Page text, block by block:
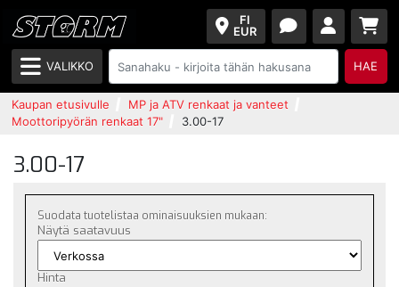
FI
EUR
VALIKKO HAE
Kaupan etusivulle
MP ja ATV renkaat ja vanteet
Moottoripyörän renkaat 17"
3.00-17
3.00-17
Suodata tuotelistaa ominaisuuksien mukaan:
Näytä saatavuus
Hinta